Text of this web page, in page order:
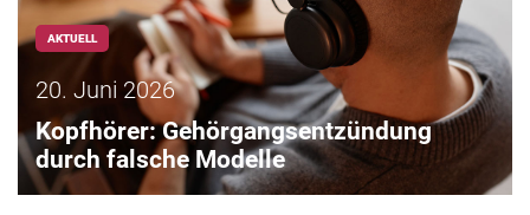
AKTUELL
20. Juni 2026
Kopfhörer: Gehörgangsentzündung
durch falsche Modelle